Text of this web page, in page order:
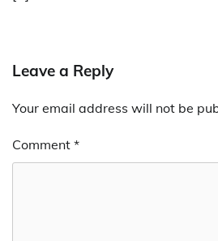
Leave a Reply
Your email address will not be
Comment *